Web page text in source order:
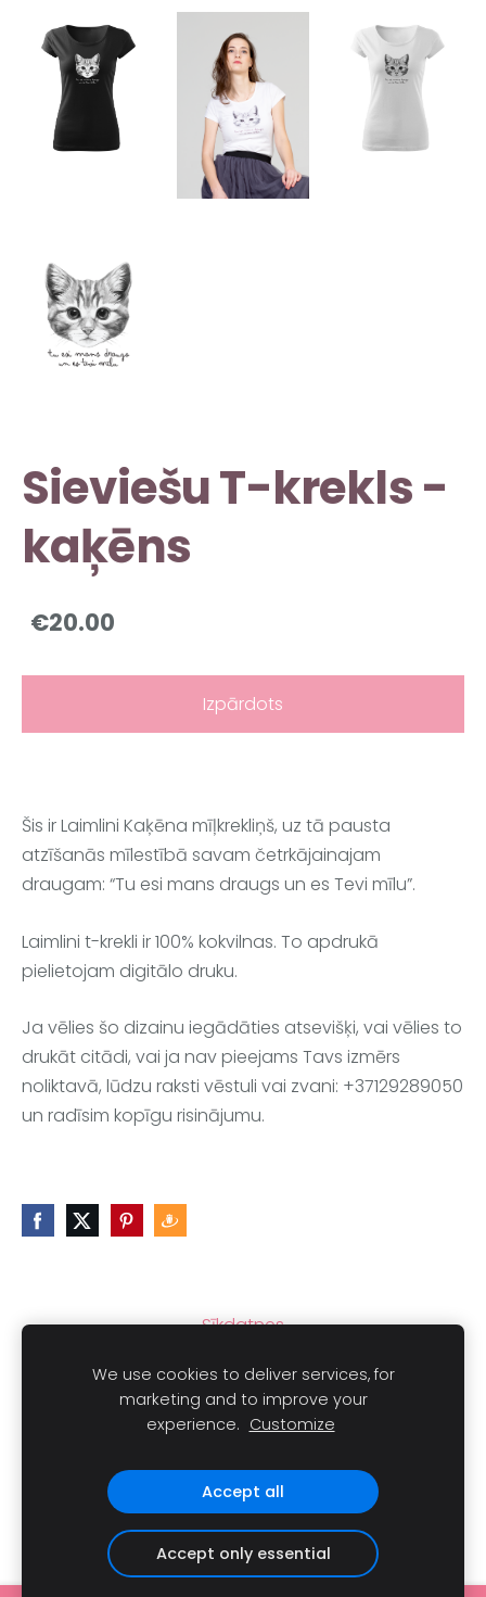
Sieviešu T-krekls -
kaķēns
€20.00
Izpārdots
Šis ir Laimlini Kaķēna mīļkrekliņš, uz tā pausta
atzīšanās mīlestībā savam četrkājainajam
draugam: “Tu esi mans draugs un es Tevi mīlu”.
Laimlini t-krekli ir 100% kokvilnas. To apdrukā
pielietojam digitālo druku.
Ja vēlies šo dizainu iegādāties atsevišķi, vai vēlies to
drukāt citādi, vai ja nav pieejams Tavs izmērs
noliktavā, lūdzu raksti vēstuli vai zvani: +37129289050
un radīsim kopīgu risinājumu.
Sīkdatnes
Autortiesības © 2021 LAIMLINI Visas tiesības aizsargātas.
We use cookies to deliver services, for
marketing and to improve your
experience. Customize
Accept all
Accept only essential